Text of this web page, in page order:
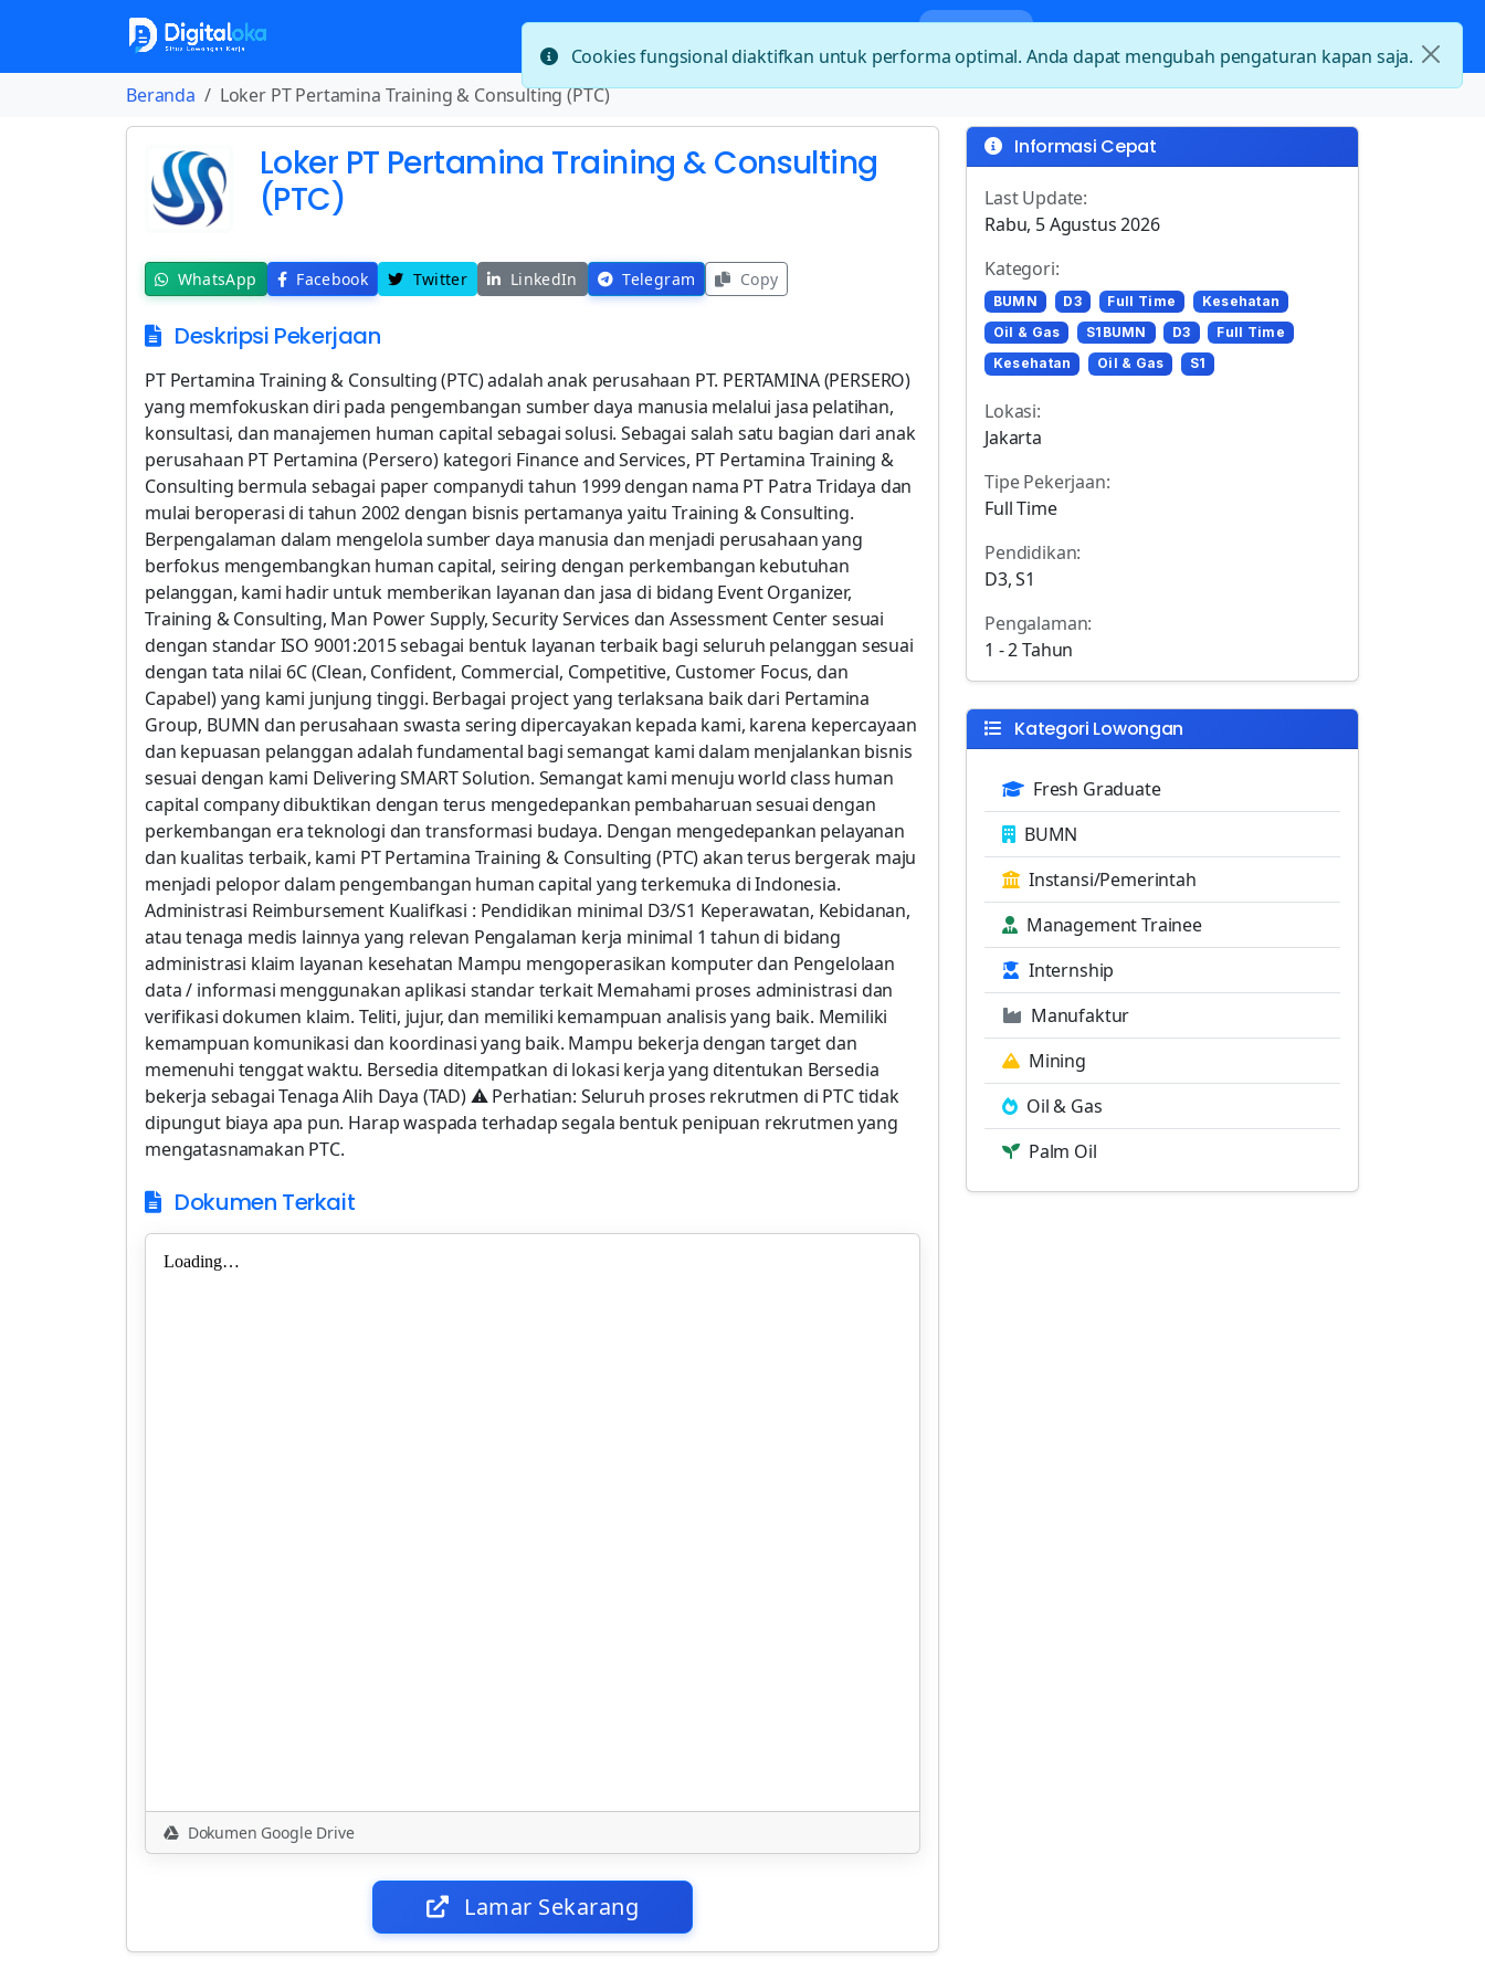
Beranda Loker PT Pertamina Training & Consulting (PTC)
Loker PT Pertamina Training & Consulting
(PTC)
WhatsApp Facebook Twitter LinkedIn Telegram Copy
Deskripsi Pekerjaan
PT Pertamina Training & Consulting (PTC) adalah anak perusahaan PT. PERTAMINA (PERSERO)
yang memfokuskan diri pada pengembangan sumber daya manusia melalui jasa pelatihan,
konsultasi, dan manajemen human capital sebagai solusi. Sebagai salah satu bagian dari anak
perusahaan PT Pertamina (Persero) kategori Finance and Services, PT Pertamina Training &
Consulting bermula sebagai paper companydi tahun 1999 dengan nama PT Patra Tridaya dan
mulai beroperasi di tahun 2002 dengan bisnis pertamanya yaitu Training & Consulting.
Berpengalaman dalam mengelola sumber daya manusia dan menjadi perusahaan yang
berfokus mengembangkan human capital, seiring dengan perkembangan kebutuhan
pelanggan, kami hadir untuk memberikan layanan dan jasa di bidang Event Organizer,
Training & Consulting, Man Power Supply, Security Services dan Assessment Center sesuai
dengan standar ISO 9001:2015 sebagai bentuk layanan terbaik bagi seluruh pelanggan sesuai
dengan tata nilai 6C (Clean, Confident, Commercial, Competitive, Customer Focus, dan
Capabel) yang kami junjung tinggi. Berbagai project yang terlaksana baik dari Pertamina
Group, BUMN dan perusahaan swasta sering dipercayakan kepada kami, karena kepercayaan
dan kepuasan pelanggan adalah fundamental bagi semangat kami dalam menjalankan bisnis
sesuai dengan kami Delivering SMART Solution. Semangat kami menuju world class human
capital company dibuktikan dengan terus mengedepankan pembaharuan sesuai dengan
perkembangan era teknologi dan transformasi budaya. Dengan mengedepankan pelayanan
dan kualitas terbaik, kami PT Pertamina Training & Consulting (PTC) akan terus bergerak maju
menjadi pelopor dalam pengembangan human capital yang terkemuka di Indonesia.
Administrasi Reimbursement Kualifkasi : Pendidikan minimal D3/S1 Keperawatan, Kebidanan,
atau tenaga medis lainnya yang relevan Pengalaman kerja minimal 1 tahun di bidang
administrasi klaim layanan kesehatan Mampu mengoperasikan komputer dan Pengelolaan
data / informasi menggunakan aplikasi standar terkait Memahami proses administrasi dan
verifikasi dokumen klaim. Teliti, jujur, dan memiliki kemampuan analisis yang baik. Memiliki
kemampuan komunikasi dan koordinasi yang baik. Mampu bekerja dengan target dan
memenuhi tenggat waktu. Bersedia ditempatkan di lokasi kerja yang ditentukan Bersedia
bekerja sebagai Tenaga Alih Daya (TAD) ⚠️ Perhatian: Seluruh proses rekrutmen di PTC tidak
dipungut biaya apa pun. Harap waspada terhadap segala bentuk penipuan rekrutmen yang
mengatasnamakan PTC.
Dokumen Terkait
Dokumen Google Drive
Lamar Sekarang
Informasi Cepat
Last Update:
Rabu, 5 Agustus 2026
Kategori:
BUMN D3 Full Time
Kesehatan
Oil & Gas
S1BUMN D3
Full Time
Kesehatan
Oil & Gas S1
Lokasi:
Jakarta
Tipe Pekerjaan:
Full Time
Pendidikan:
D3, S1
Pengalaman:
1 - 2 Tahun
Kategori Lowongan
Fresh Graduate
BUMN
Instansi/Pemerintah
Management Trainee
Internship
Manufaktur
Mining
Oil & Gas
Palm Oil
Cookies fungsional diaktifkan untuk performa optimal. Anda dapat mengubah pengaturan kapan saja.